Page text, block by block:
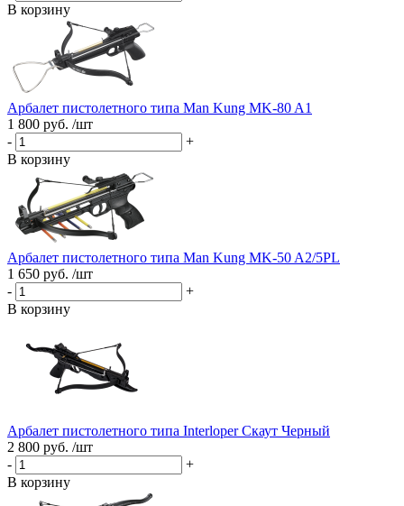
В корзину
Арбалет пистолетного типа Man Kung MK-80 A1
1 800 руб. /шт
-
+
В корзину
Арбалет пистолетного типа Man Kung MK-50 A2/5PL
1 650 руб. /шт
-
+
В корзину
Арбалет пистолетного типа Interloper Скаут Черный
2 800 руб. /шт
-
+
В корзину